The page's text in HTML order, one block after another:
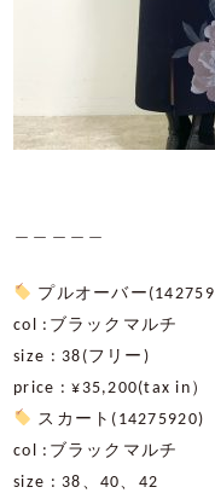
プルオーバー
col : ブラックマルチ
size : 38(フリー )
price : ¥35,200(tax in ）
スカート (14275920)
col : ブラックマルチ
size : 38 、 40、 42